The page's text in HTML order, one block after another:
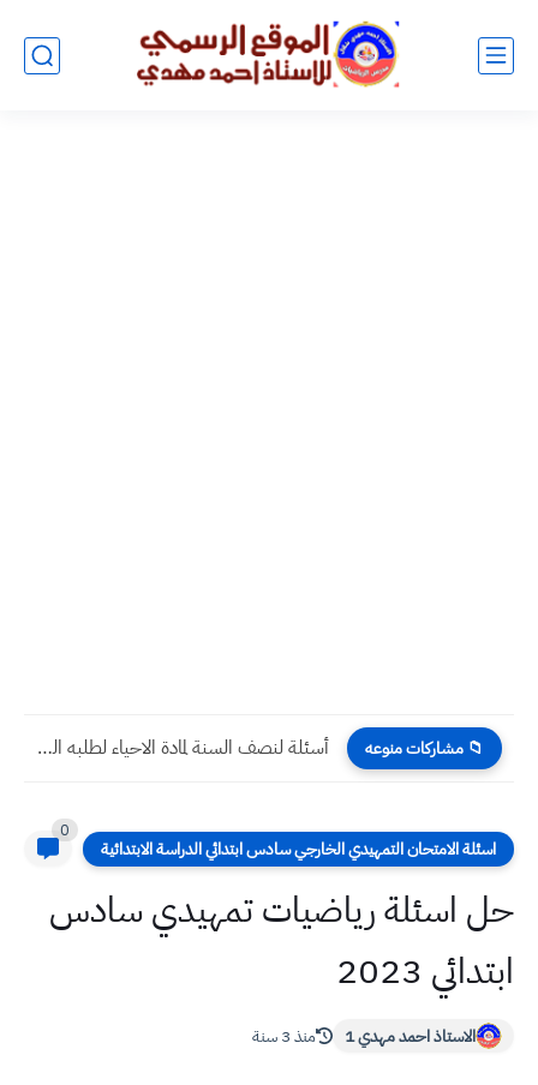
📁 مشاركات منوعه أسئلة لنصف السنة لمادة الاحياء لطلبه الثالث متوسط سنة 2024...
اسئلة الامتحان التمهيدي الخارجي سادس ابتدائي الدراسة الابتدائية
0
حل اسئلة رياضيات تمهيدي سادس
ابتدائي 2023
الاستاذ احمد مهدي 1 منذ 3 سنة